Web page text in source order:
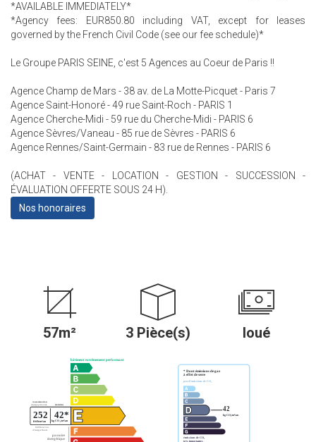
*AVAILABLE IMMEDIATELY*
*Agency fees: EUR850.80 including VAT, except for leases
governed by the French Civil Code (see our fee schedule)*
Le Groupe PARIS SEINE, c'est 5 Agences au Coeur de Paris !!
Agence Champ de Mars - 38 av. de La Motte-Picquet - Paris 7
Agence Saint-Honoré - 49 rue Saint-Roch - PARIS 1
Agence Cherche-Midi - 59 rue du Cherche-Midi - PARIS 6
Agence Sèvres/Vaneau - 85 rue de Sèvres - PARIS 6
Agence Rennes/Saint-Germain - 83 rue de Rennes - PARIS 6
(ACHAT - VENTE - LOCATION - GESTION - SUCCESSION -
ÉVALUATION OFFERTE SOUS 24 H).
Nos honoraires
57m² 3 Pièce(s) loué